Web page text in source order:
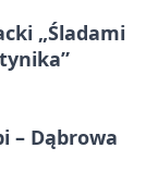
„Śladami
– Dąbrowa